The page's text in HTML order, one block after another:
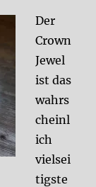
Der
Crown
Jewel
ist das
wahrs
cheinl
ich
vielsei
tigste